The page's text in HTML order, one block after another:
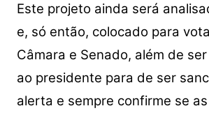
Este projeto ainda será
e, só então, colocado para
Câmara e Senado, além de
ao presidente para de ser
alerta e sempre confirme se